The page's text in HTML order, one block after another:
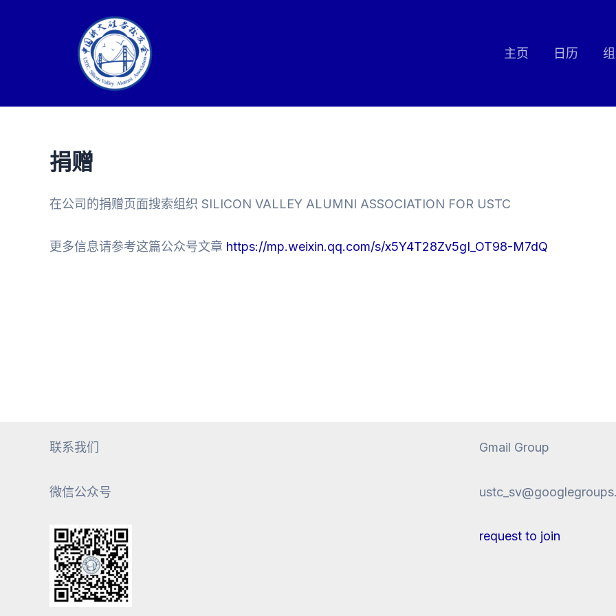
主页 日历
捐赠
在公司的捐赠页面搜索组织 SILICON VALLEY ALUMNI ASSOCIATION FOR USTC
更多信息请参考这篇公众号文章 https://mp.weixin.qq.com/s/x5Y4T28Zv5gI_OT98-M7dQ
联系我们
微信公众号
Gmail Group
request to join